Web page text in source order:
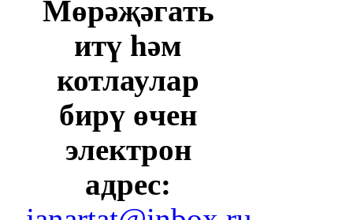
Мөрәҗәгать
итү һәм
котлаулар
бирү өчен
электрон
адрес: